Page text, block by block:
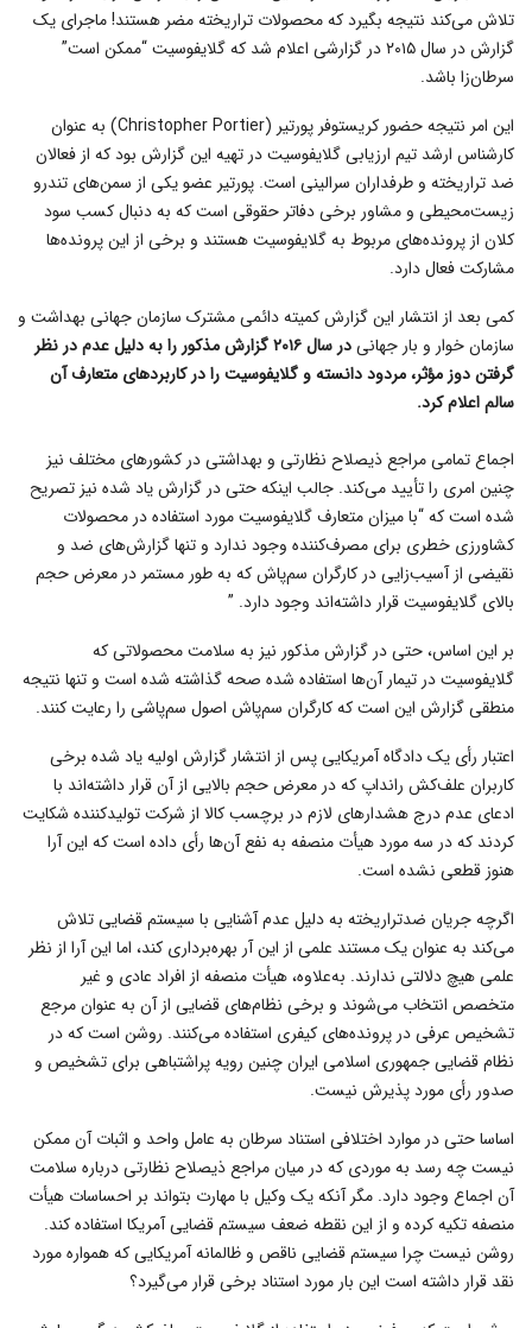
تلاش می‌کند نتیجه بگیرد که محصولات تراریخته مضر هستند! ماجرای یک
گزارش در سال ۲۰۱۵ در گزارشی اعلام شد که گلایفوسیت “ممکن است”
سرطان‌زا باشد.
این امر نتیجه حضور کریستوفر پورتیر (Christopher Portier) به عنوان
کارشناس ارشد تیم ارزیابی گلایفوسیت در تهیه این گزارش بود که از فعالان
ضد تراریخته و طرفداران سرالینی است. پورتیر عضو یکی از سمن‌های تندرو
زیست‌محیطی و مشاور برخی دفاتر حقوقی است که به دنبال کسب سود
کلان از پرونده‌های مربوط به گلایفوسیت هستند و برخی از این پرونده‌ها
مشارکت فعال دارد.
کمی بعد از انتشار این گزارش کمیته دائمی مشترک سازمان جهانی بهداشت و
سازمان خوار و بار جهانی
در سال ۲۰۱۶ گزارش مذکور را به دلیل عدم در نظر
گرفتن دوز مؤثر، مردود دانسته و گلایفوسیت را در کاربرد‌های متعارف آن
سالم اعلام کرد.
اجماع تمامی مراجع ذیصلاح نظارتی و بهداشتی در کشور‌های مختلف نیز
چنین امری را تأیید می‌کند. جالب اینکه حتی در گزارش یاد شده نیز تصریح
شده است که “با میزان متعارف گلایفوسیت مورد استفاده در محصولات
کشاورزی خطری برای مصرف‌کننده وجود ندارد و تنها گزارش‌های ضد و
نقیضی از آسیب‌زایی در کارگران سم‌پاش که به طور مستمر در معرض حجم
بالای گلایفوسیت قرار داشته‌اند وجود دارد. ”
بر این اساس، حتی در گزارش مذکور نیز به سلامت محصولاتی که
گلایفوسیت در تیمار آن‌ها استفاده شده صحه گذاشته شده است و تنها نتیجه
منطقی گزارش این است که کارگران سم‌پاش اصول سم‌پاشی را رعایت کنند.
اعتبار رأی یک دادگاه آمریکایی پس از انتشار گزارش اولیه یاد شده برخی
کاربران علف‌کش رانداپ که در معرض حجم بالایی از آن قرار داشته‌اند با
ادعای عدم درج هشدار‌های لازم در برچسب کالا از شرکت تولیدکننده شکایت
کردند که در سه مورد هیأت منصفه به نفع آن‌ها رأی داده است که این آرا
هنوز قطعی نشده است.
اگرچه جریان ضدتراریخته به دلیل عدم آشنایی با سیستم قضایی تلاش
می‌کند به عنوان یک مستند علمی از این آر بهره‌برداری کند، اما این آرا از نظر
علمی هیچ دلالتی ندارند. به‌علاوه، هیأت منصفه از افراد عادی و غیر
متخصص انتخاب می‌شوند و برخی نظام‌های قضایی از آن به عنوان مرجع
تشخیص عرفی در پرونده‌های کیفری استفاده می‌کنند. روشن است که در
نظام قضایی جمهوری اسلامی ایران چنین رویه پراشتباهی برای تشخیص و
صدور رأی مورد پذیرش نیست.
اساسا حتی در موارد اختلافی استناد سرطان به عامل واحد و اثبات آن ممکن
نیست چه رسد به موردی که در میان مراجع ذیصلاح نظارتی درباره سلامت
آن اجماع وجود دارد. مگر آنکه یک وکیل با مهارت بتواند بر احساسات هیأت
منصفه تکیه کرده و از این نقطه ضعف سیستم قضایی آمریکا استفاده کند.
روشن نیست چرا سیستم قضایی ناقص و ظالمانه آمریکایی که همواره مورد
نقد قرار داشته است این بار مورد استناد برخی قرار می‌گیرد؟